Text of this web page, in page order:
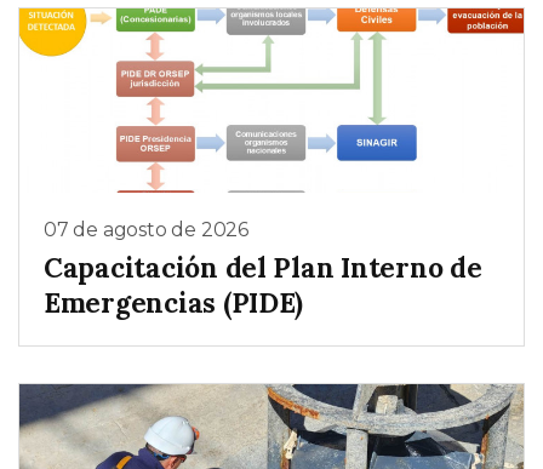
07 de agosto de 2026
Capacitación del Plan Interno de
Emergencias (PIDE)